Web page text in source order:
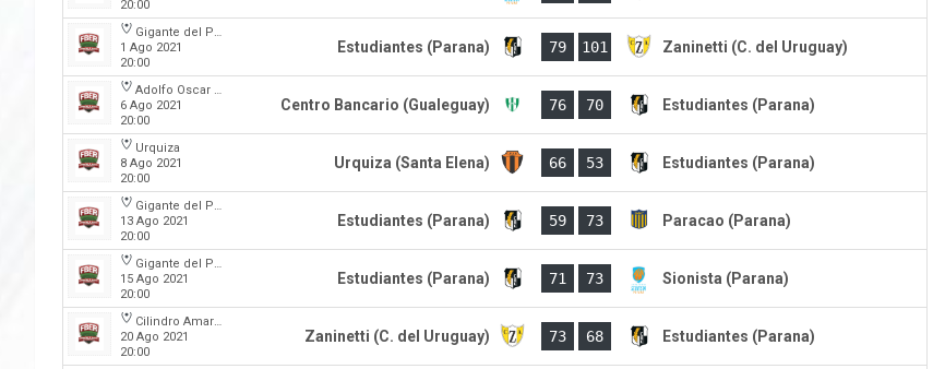
20:00
Gigante del Parque
1 Ago 2021
20:00
Estudiantes (Parana) 79 101 Zaninetti (C. del Uruguay)
Adolfo Oscar Capurro
6 Ago 2021
20:00
Centro Bancario (Gualeguay) 76 70 Estudiantes (Parana)
Urquiza
8 Ago 2021
20:00
Urquiza (Santa Elena) 66 53 Estudiantes (Parana)
Gigante del Parque
13 Ago 2021
20:00
Estudiantes (Parana) 59 73 Paracao (Parana)
Gigante del Parque
15 Ago 2021
20:00
Estudiantes (Parana) 71 73 Sionista (Parana)
Cilindro Amarillo
20 Ago 2021
20:00
Zaninetti (C. del Uruguay) 73 68 Estudiantes (Parana)